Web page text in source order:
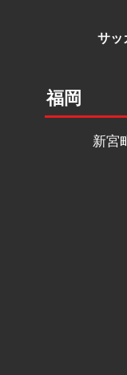
サッ
福岡
新宮